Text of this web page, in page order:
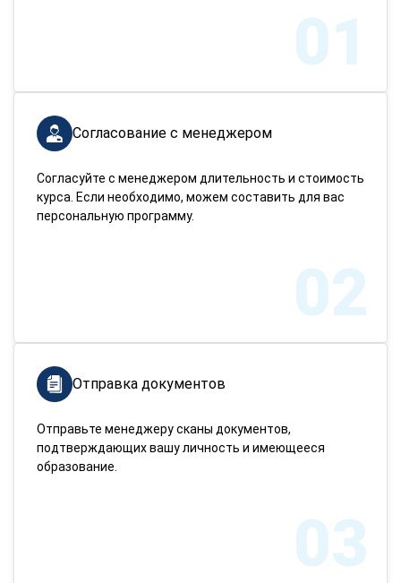
01
Согласование с менеджером
Согласуйте с менеджером длительность и стоимость
курса. Если необходимо, можем составить для вас
персональную программу.
02
Отправка документов
Отправьте менеджеру сканы документов,
подтверждающих вашу личность и имеющееся
образование.
03